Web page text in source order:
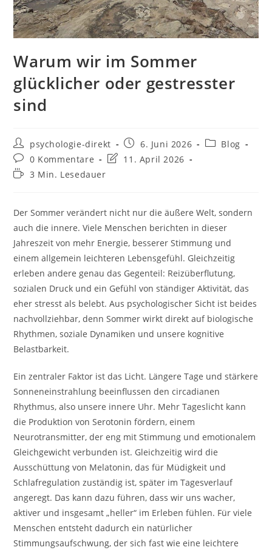
Warum wir im Sommer
glücklicher oder gestresster
sind
psychologie-direkt 6. Juni 2026
Blog
0 Kommentare
11. April 2026
3 Min. Lesedauer
Der Sommer verändert nicht nur die äußere Welt, sondern
auch die innere. Viele Menschen berichten in dieser
Jahreszeit von mehr Energie, besserer Stimmung und
einem allgemein leichteren Lebensgefühl. Gleichzeitig
erleben andere genau das Gegenteil: Reizüberflutung,
sozialen Druck und ein Gefühl von ständiger Aktivität, das
eher stresst als belebt. Aus psychologischer Sicht ist beides
nachvollziehbar, denn Sommer wirkt direkt auf biologische
Rhythmen, soziale Dynamiken und unsere kognitive
Belastbarkeit.
Ein zentraler Faktor ist das Licht. Längere Tage und stärkere
Sonneneinstrahlung beeinflussen den circadianen
Rhythmus, also unsere innere Uhr. Mehr Tageslicht kann
die Produktion von Serotonin fördern, einem
Neurotransmitter, der eng mit Stimmung und emotionalem
Gleichgewicht verbunden ist. Gleichzeitig wird die
Ausschüttung von Melatonin, das für Müdigkeit und
Schlafregulation zuständig ist, später im Tagesverlauf
angeregt. Das kann dazu führen, dass wir uns wacher,
aktiver und insgesamt „heller“ im Erleben fühlen. Für viele
Menschen entsteht dadurch ein natürlicher
Stimmungsaufschwung, der sich fast wie eine leichtere